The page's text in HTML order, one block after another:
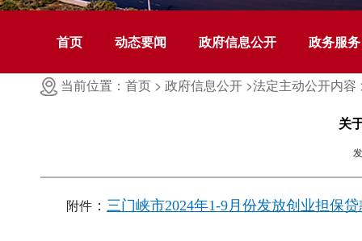
首页 动态要闻 政府信息公开 政务服务
当前位置：首页 > 政府信息公开 >法定主动公开内容
关
附件 ： 三门峡市2024年1-9月份发放创业担保